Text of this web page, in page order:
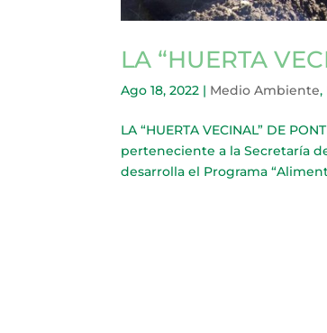
LA “HUERTA
Ago 18, 2022 | Medio Ambiente,
LA “HUERTA VECINAL” DE
perteneciente a la Secretaría
desarrolla el Programa